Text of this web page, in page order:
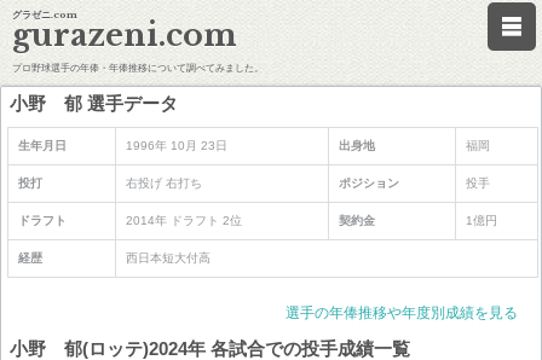
グラゼニ.com
gurazeni.com
プロ野球選手の年俸・年俸推移について調べてみました。
小野 郁 選手データ
生年月日 1996年 10月 23日 出身地 福岡
投打 右投げ 右打ち ポジション 投手
ドラフト 2014年 ドラフト 2位 契約金 1億円
経歴 西日本短大付高
選手の年俸推移や年度別成績を見る
小野 郁(ロッテ)2024年 各試合での投手成績一覧